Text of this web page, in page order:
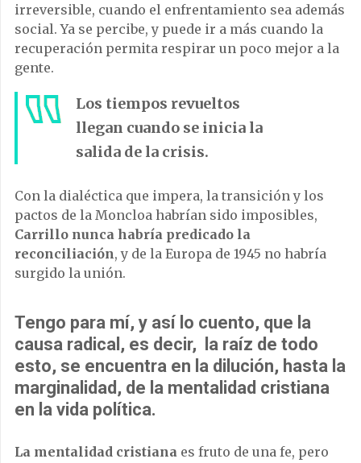
irreversible, cuando el enfrentamiento sea además
social. Ya se percibe, y puede ir a más cuando la
recuperación permita respirar un poco mejor a la
gente.
Los tiempos revueltos
llegan cuando se inicia la
salida de la crisis.
Con la dialéctica que impera, la transición y los
pactos de la Moncloa habrían sido imposibles,
Carrillo nunca habría predicado la
reconciliación, y de la Europa de 1945 no habría
surgido la unión.
Tengo para mí, y así lo cuento, que la
causa radical, es decir, la raíz de todo
esto, se encuentra en la dilución, hasta la
marginalidad, de la mentalidad cristiana
en la vida política.
La mentalidad cristiana es fruto de una fe, pero